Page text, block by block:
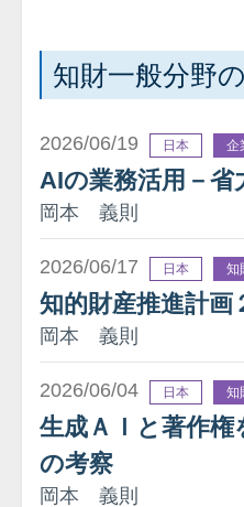
知財一般分野
2026/06/19 日本 企
AIの業務活用－
岡本 義則
2026/06/17 日本 知
知的財産推進計画
岡本 義則
2026/06/04 日本 知
生成ＡＩと著作
の考察
岡本 義則